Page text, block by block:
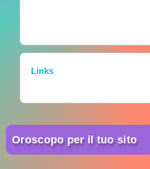
Links
Oroscopo per il tuo sito